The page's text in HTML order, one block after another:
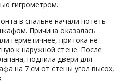
гигрометром.
в спальне начали потеть
Причина оказалась
герметичнее, притока не
к наружной стене. После
подпила двери для
на 7 см от стены угол высох,